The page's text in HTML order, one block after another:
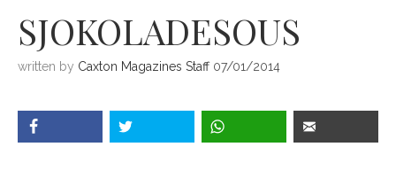
SJOKOLADESOUS
written by Caxton Magazines Staff 07/01/2014